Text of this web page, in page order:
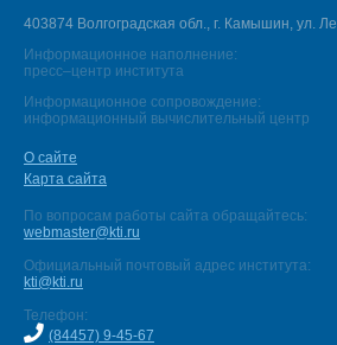
403874 Волгоградская обл., г. Камышин, ул.
Информационное наполнение:
пресс–центр института
Информационное сопровождение:
информационный вычислительный центр
О сайте
Карта сайта
По вопросам работы сайта обращайтесь:
webmaster@kti.ru
Официальный почтовый адрес института:
kti@kti.ru
Телефон:
(84457) 9-45-67